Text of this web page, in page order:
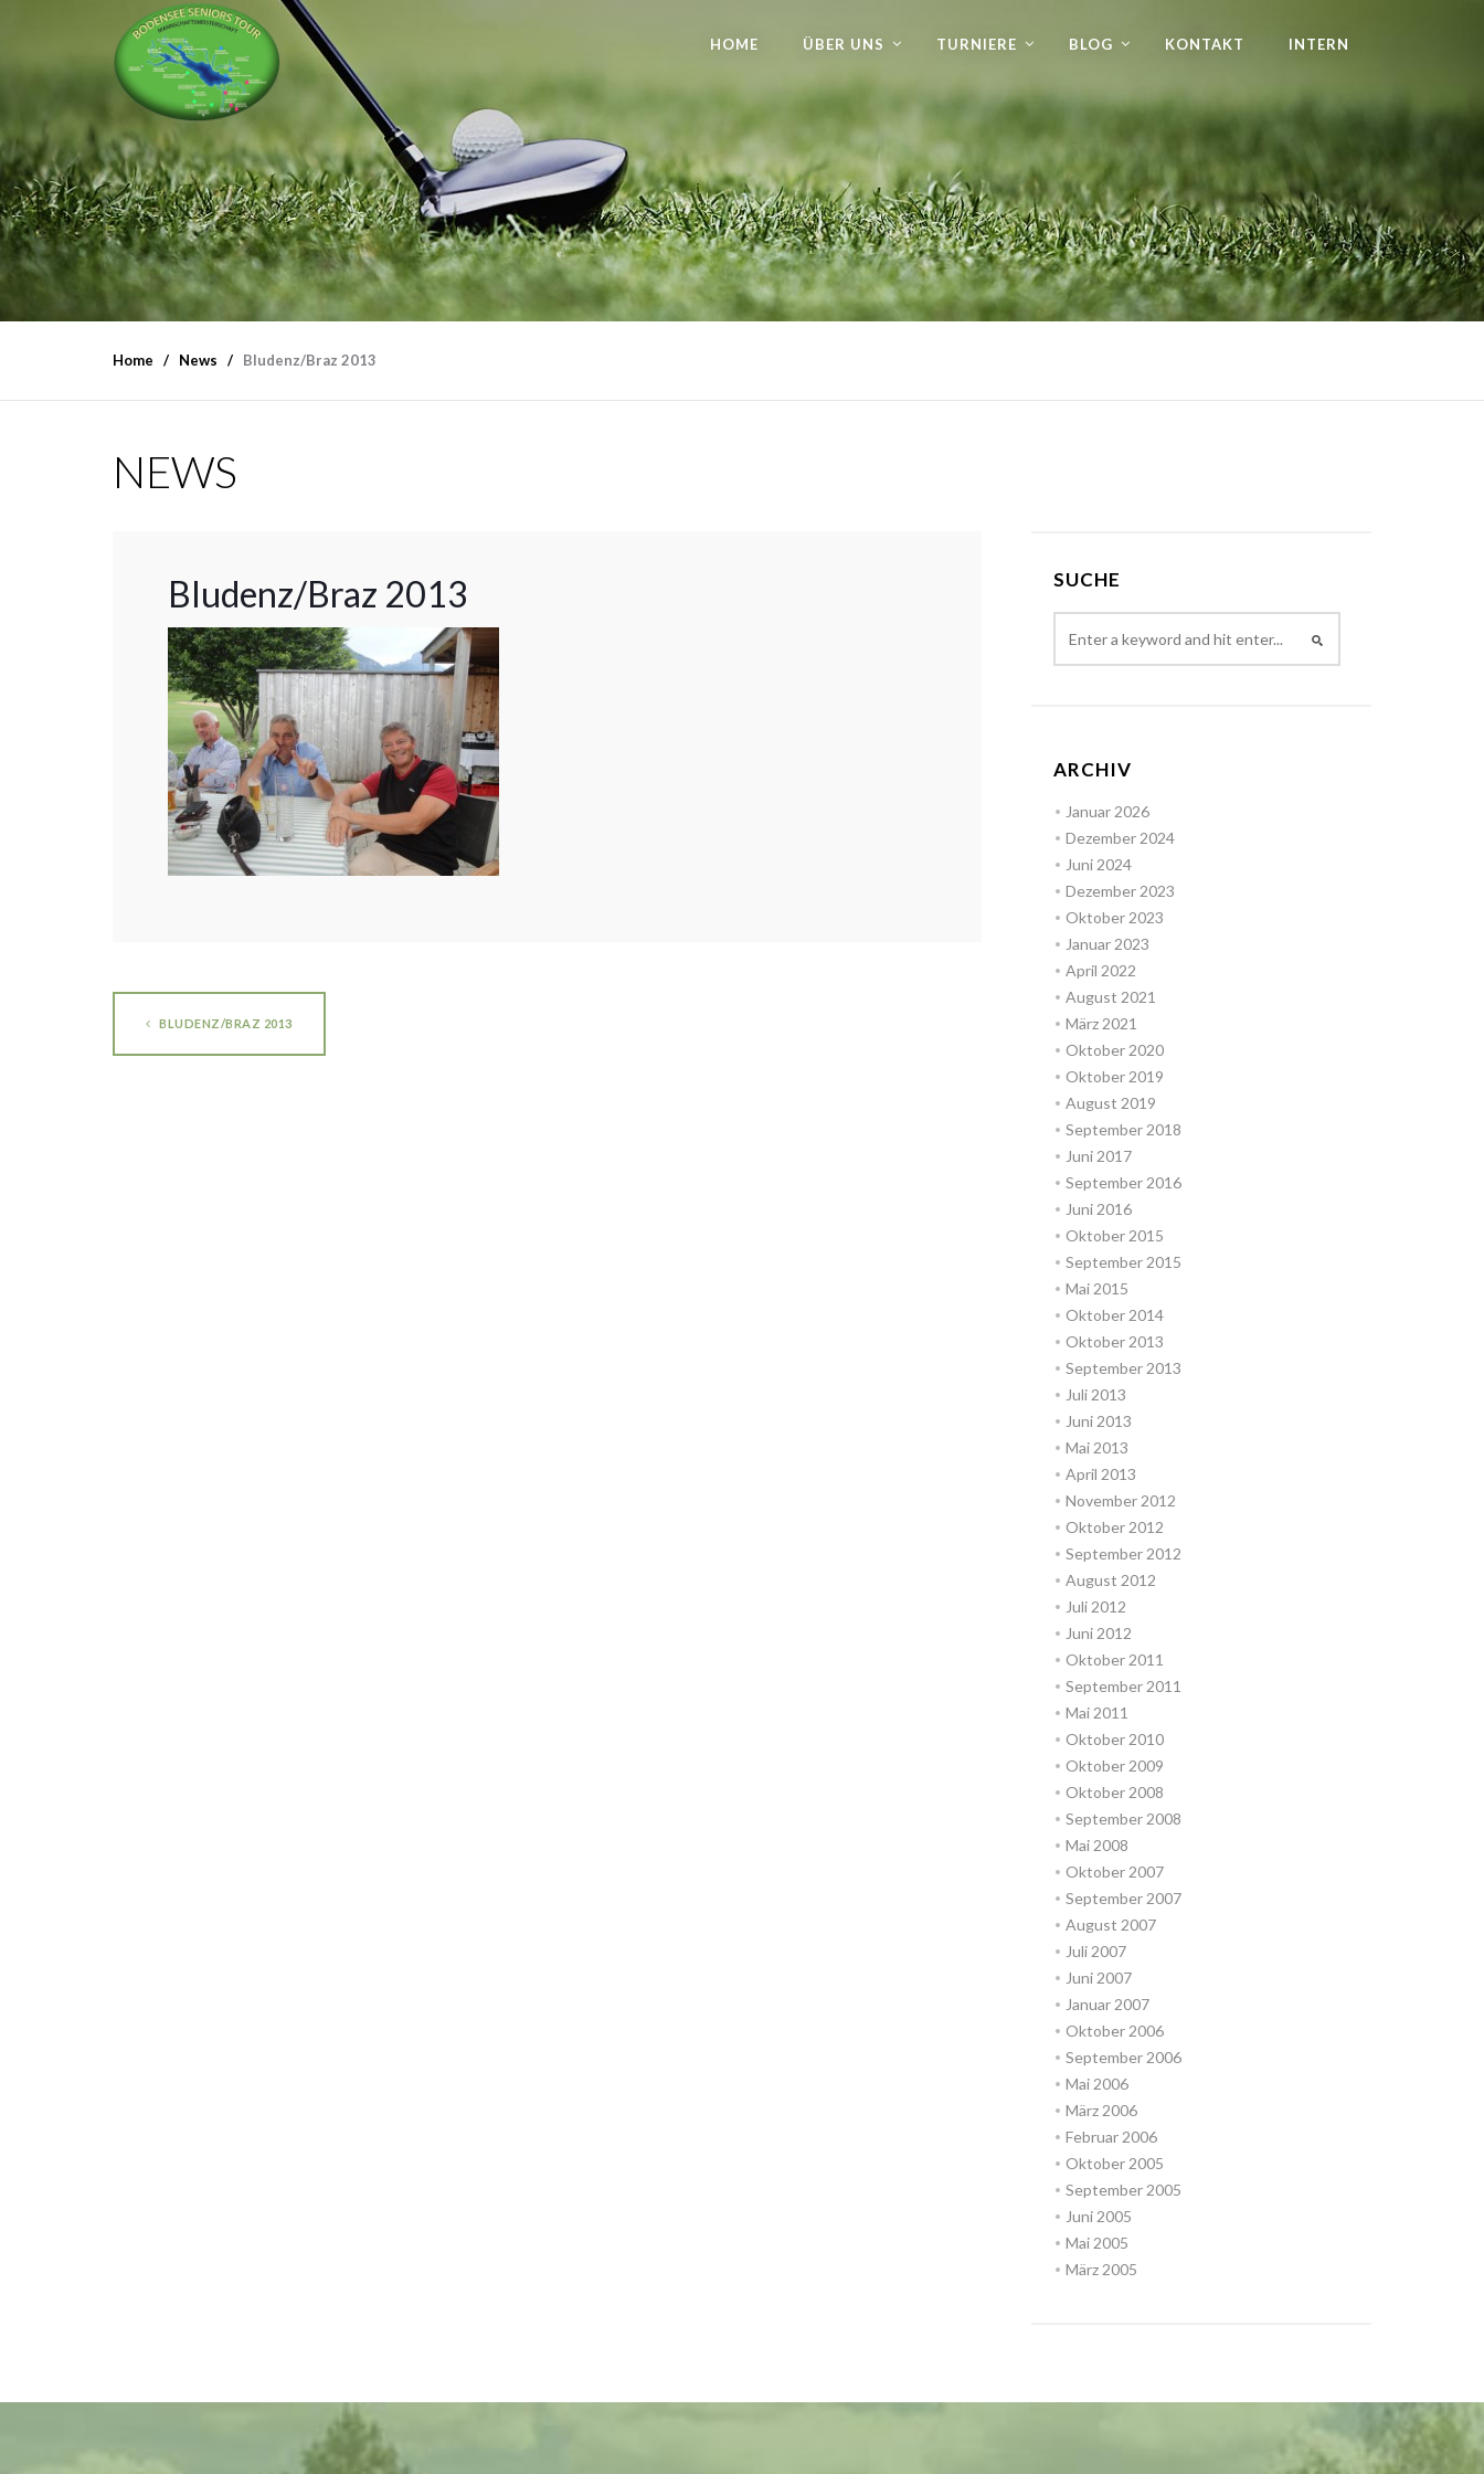
HOME ÜBER UNS TURNIERE BLOG KONTAKT INTERN
Home News Bludenz/Braz 2013
NEWS
Bludenz/Braz 2013
BLUDENZ/BRAZ 2013
SUCHE
ARCHIV
Januar 2026
Dezember 2024
Juni 2024
Dezember 2023
Oktober 2023
Januar 2023
April 2022
August 2021
März 2021
Oktober 2020
Oktober 2019
August 2019
September 2018
Juni 2017
September 2016
Juni 2016
Oktober 2015
September 2015
Mai 2015
Oktober 2014
Oktober 2013
September 2013
Juli 2013
Juni 2013
Mai 2013
April 2013
November 2012
Oktober 2012
September 2012
August 2012
Juli 2012
Juni 2012
Oktober 2011
September 2011
Mai 2011
Oktober 2010
Oktober 2009
Oktober 2008
September 2008
Mai 2008
Oktober 2007
September 2007
August 2007
Juli 2007
Juni 2007
Januar 2007
Oktober 2006
September 2006
Mai 2006
März 2006
Februar 2006
Oktober 2005
September 2005
Juni 2005
Mai 2005
März 2005